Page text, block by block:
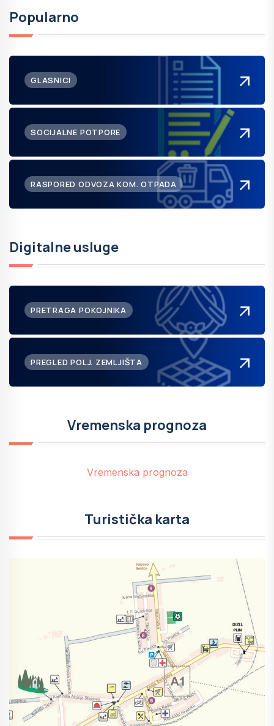
Popularno
GLASNICI
SOCIJALNE POTPORE
RASPORED ODVOZA KOM. OTPADA
Digitalne usluge
PRETRAGA POKOJNIKA
PREGLED POLJ. ZEMLJIŠTA
Vremenska prognoza
Vremenska prognoza
Turistička karta